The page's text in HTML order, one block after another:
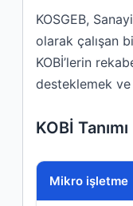
KOSGEB,
olarak çalışan
KOBİ’lerin
desteklemek
KOBİ Tanımı
İşletme Ölçeği
Mikro işletme